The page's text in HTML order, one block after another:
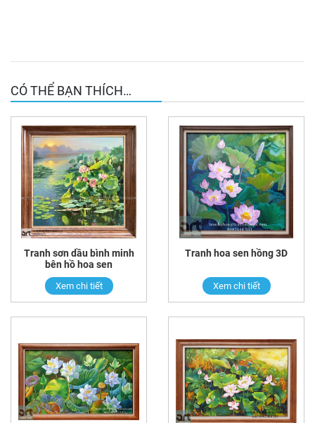
CÓ THỂ BẠN THÍCH…
Tranh sơn dầu bình minh
bên hồ hoa sen
Xem chi tiết
Tranh hoa sen hồng 3D
Xem chi tiết